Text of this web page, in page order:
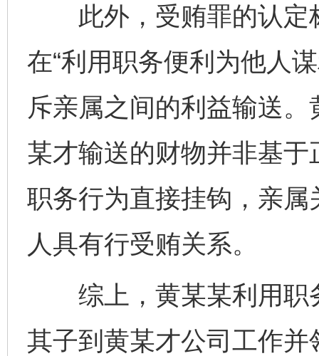
此外，受贿罪的认定
在“利用职务便利为他人
斥亲属之间的利益输送
某才输送的财物并非基
职务行为直接挂钩，亲属
人具有行受贿关系。
综上，黄某某利用职
其子到黄某才公司工作并